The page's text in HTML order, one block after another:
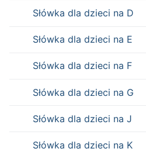
Słówka dla dzieci na D
Słówka dla dzieci na E
Słówka dla dzieci na F
Słówka dla dzieci na G
Słówka dla dzieci na J
Słówka dla dzieci na K